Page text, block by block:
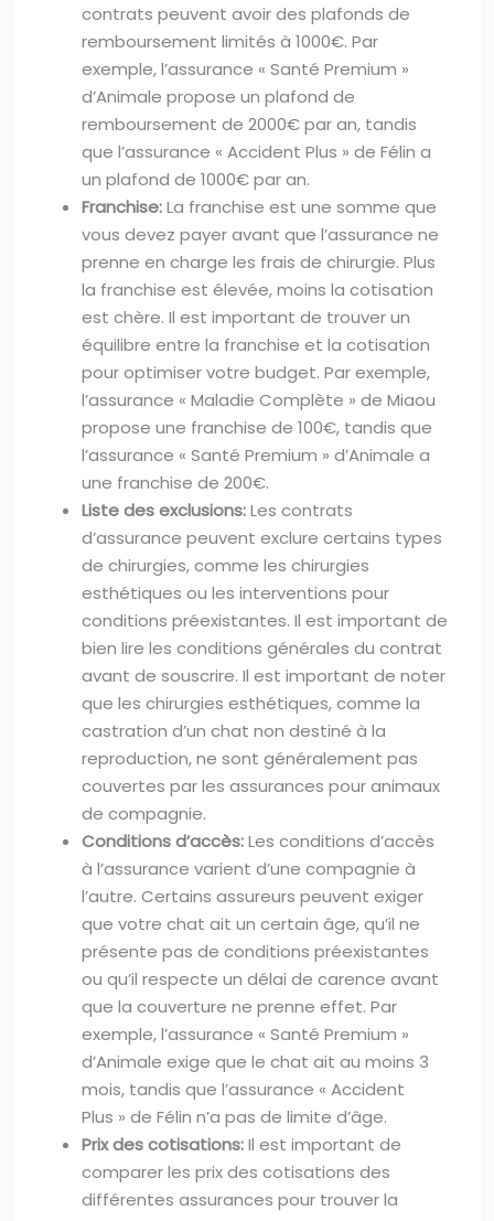
contrats peuvent avoir des plafonds de
remboursement limités à 1000€. Par
exemple, l’assurance « Santé Premium »
d’Animale propose un plafond de
remboursement de 2000€ par an, tandis
que l’assurance « Accident Plus » de Félin a
un plafond de 1000€ par an.
Franchise:La franchise est une somme que
vous devez payer avant que l’assurance ne
prenne en charge les frais de chirurgie. Plus
la franchise est élevée, moins la cotisation
est chère. Il est important de trouver un
équilibre entre la franchise et la cotisation
pour optimiser votre budget. Par exemple,
l’assurance « Maladie Complète » de Miaou
propose une franchise de 100€, tandis que
l’assurance « Santé Premium » d’Animale a
une franchise de 200€.
Liste des exclusions:Les contrats
d’assurance peuvent exclure certains types
de chirurgies, comme les chirurgies
esthétiques ou les interventions pour
conditions préexistantes. Il est important de
bien lire les conditions générales du contrat
avant de souscrire. Il est important de noter
que les chirurgies esthétiques, comme la
castration d’un chat non destiné à la
reproduction, ne sont généralement pas
couvertes par les assurances pour animaux
de compagnie.
Conditions d’accès:Les conditions d’accès
à l’assurance varient d’une compagnie à
l’autre. Certains assureurs peuvent exiger
que votre chat ait un certain âge, qu’il ne
présente pas de conditions préexistantes
ou qu’il respecte un délai de carence avant
que la couverture ne prenne effet. Par
exemple, l’assurance « Santé Premium »
d’Animale exige que le chat ait au moins 3
mois, tandis que l’assurance « Accident
Plus » de Félin n’a pas de limite d’âge.
Prix des cotisations:Il est important de
comparer les prix des cotisations des
différentes assurances pour trouver la